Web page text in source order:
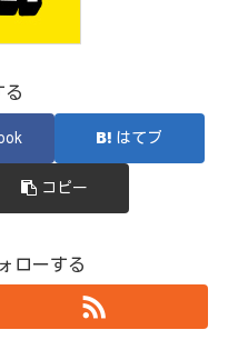
る
はてブ
コピー
ローする